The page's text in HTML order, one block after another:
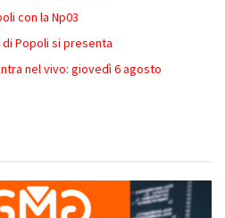
con la Np03
Popoli si presenta
nel vivo: giovedì 6 agosto